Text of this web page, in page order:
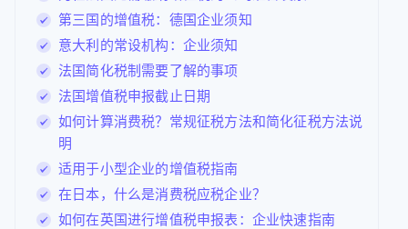
第三国的增值税：德国企业须知
意大利的常设机构：企业须知
法国简化税制需要了解的事项
法国增值税申报截止日期
如何计算消费税？常规征税方法和简化征税方法说
明
适用于小型企业的增值税指南
在日本，什么是消费税应税企业？
如何在英国进行增值税申报表：企业快速指南